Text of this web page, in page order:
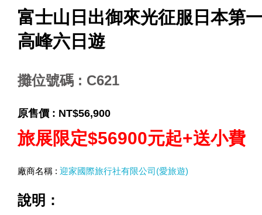
富士山日出御來光征服日本第
高峰六日遊
攤位號碼 : C621
原售價 : NT$56,900
旅展限定$56900元起+送小費
廠商名稱 : 迎家國際旅行社有限公司(愛旅遊)
說明：